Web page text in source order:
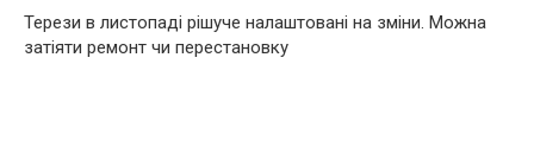
Терези в листопаді рішуче налаштовані на зміни. Можна
затіяти ремонт чи перестановку